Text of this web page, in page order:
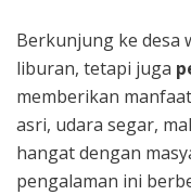
Berkunjung ke desa
liburan, tetapi juga
memberikan
asri, udara segar,
hangat dengan
pengalaman ini